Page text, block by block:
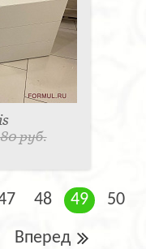
руб.
48 49 50
Вперед